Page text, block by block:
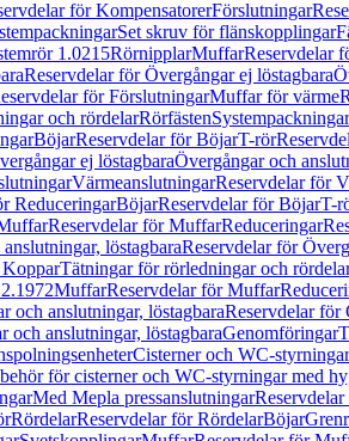
för KompensatorerFörslutningar
Set skruv för flänskopplingar
1.0215RörnipplarMuffarReservdelar
Reservdelar för Övergångar ej löstagbara
för FörslutningarMuffar för värme
och rördelarRörfästenSystempackningar
BöjarReservdelar för BöjarT-rör
ej löstagbaraÖvergångar och
VärmeanslutningarReservdelar för
ReduceringarBöjarReservdelar för BöjarT-
Reservdelar för MuffarReduceringar
löstagbaraReservdelar för
Tätningar för rörledningar och
MuffarReservdelar för Muffar
och anslutningar, löstagbaraReservdelar för
och anslutningar, löstagbaraGenomföringar
Cisterner och WC-
för cisterner och WC-styrningar med
Med Mepla pressanslutningar
RördelarReservdelar för RördelarBöjar